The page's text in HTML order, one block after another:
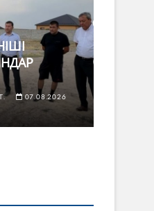
үшін не
07.08.2026